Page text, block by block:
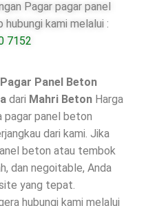
Pagar pagar panel
kami melalui :
7152
Pagar Panel Beton
dari Mahri Beton Harga
pagar panel beton
dari kami. Jika
beton atau tembok
dan negoitable, Anda
yang tepat.
hubungi kami melalui